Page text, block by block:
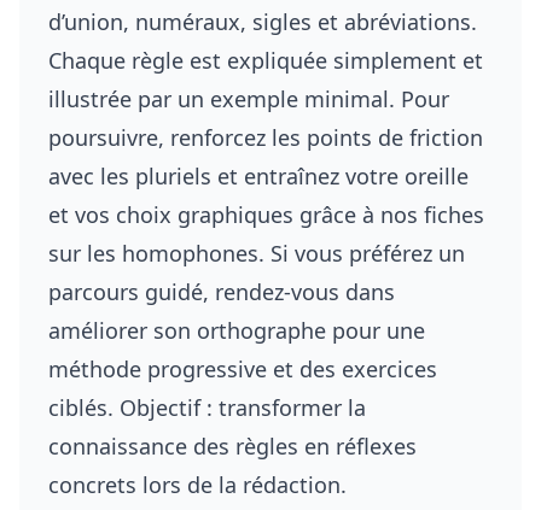
d’union, numéraux, sigles et abréviations.
Chaque règle est expliquée simplement et
illustrée par un exemple minimal. Pour
poursuivre, renforcez les points de friction
avec les pluriels et entraînez votre oreille
et vos choix graphiques grâce à nos fiches
sur les homophones. Si vous préférez un
parcours guidé, rendez-vous dans
améliorer son orthographe pour une
méthode progressive et des exercices
ciblés. Objectif : transformer la
connaissance des règles en réflexes
concrets lors de la rédaction.